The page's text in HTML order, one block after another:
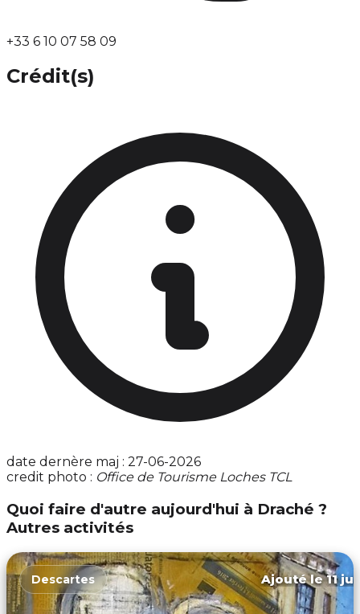
+33 6 10 07 58 09
Crédit(s)
date dernère maj : 27-06-2026
credit photo : Office de Tourisme Loches TCL
Quoi faire d'autre aujourd'hui à Draché ?
Autres activités
Descartes Ajouté le 11